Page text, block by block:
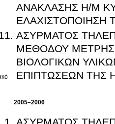
ΑΝΑΚΛΑΣΗΣ Η/Μ
ΕΛΑΧΙΣΤΟΠΟΙΗΣΗ
ΑΣΥΡΜΑΤΟΣ
ΜΕΘΟΔΟΥ
ΒΙΟΛΟΓΙΚΩΝ
ΕΠΙΠΤΩΣΕΩΝ ΤΗΣ
2005–2006
ΑΣΥΡΜΑΤΟΣ